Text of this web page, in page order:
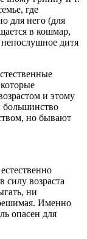
где
для него (для
в кошмар,
непослушное дитя
и этому
большинство
но бывают
силу возраста
ни
Именно
опасен для